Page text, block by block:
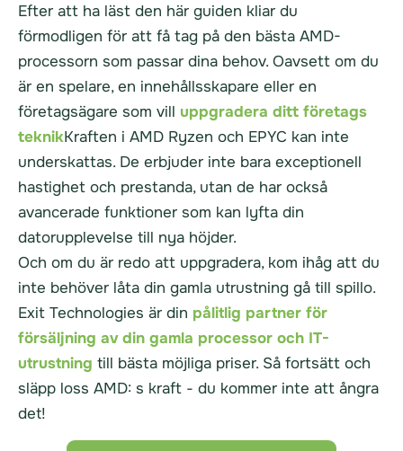
Efter att ha läst den här guiden kliar du
förmodligen för att få tag på den bästa AMD-
processorn som passar dina behov. Oavsett om du
är en spelare, en innehållsskapare eller en
företagsägare som vill uppgradera ditt företags
teknikKraften i AMD Ryzen och EPYC kan inte
underskattas. De erbjuder inte bara exceptionell
hastighet och prestanda, utan de har också
avancerade funktioner som kan lyfta din
datorupplevelse till nya höjder.
Och om du är redo att uppgradera, kom ihåg att du
inte behöver låta din gamla utrustning gå till spillo.
Exit Technologies är din pålitlig partner för
försäljning av din gamla processor och IT-
utrustning till bästa möjliga priser. Så fortsätt och
släpp loss AMD: s kraft - du kommer inte att ångra
det!